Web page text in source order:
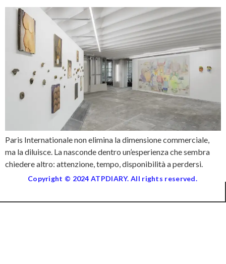
Paris Internationale non elimina la dimensione commerciale,
ma la diluisce. La nasconde dentro un’esperienza che sembra
chiedere altro: attenzione, tempo, disponibilità a perdersi.
Copyright © 2024 ATPDIARY. All rights reserved.